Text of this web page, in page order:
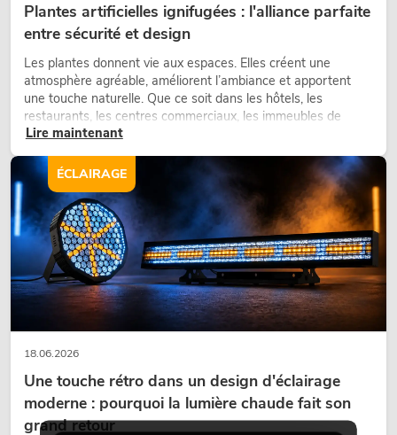
Plantes artificielles ignifugées : l'alliance parfaite
entre sécurité et design
Les plantes donnent vie aux espaces. Elles créent une
atmosphère agréable, améliorent l’ambiance et apportent
une touche naturelle. Que ce soit dans les hôtels, les
restaurants, les centres commerciaux, les immeubles de
bureaux ou sur les stands d’exposition, une végétalisation de
qualité fait depuis longtemps partie intégrante des concepts
d’aménagement modernes.
Lire maintenant
18.06.2026
Une touche rétro dans un design d'éclairage
moderne : pourquoi la lumière chaude fait son
grand retour
ÉCLAIRAGE